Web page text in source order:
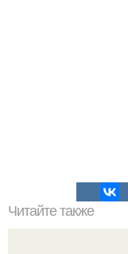
Читайте также